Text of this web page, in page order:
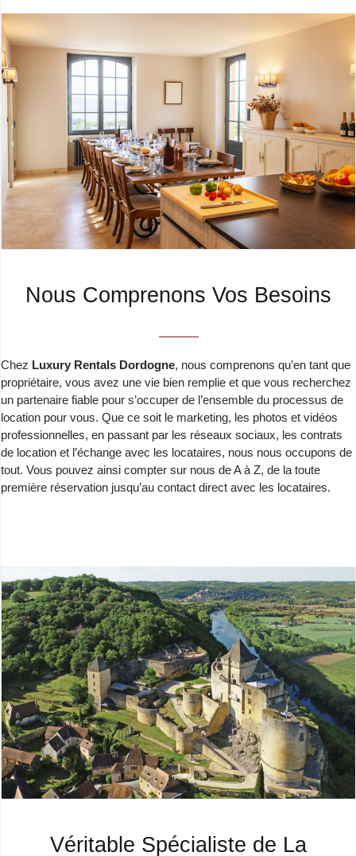
Nous Comprenons Vos Besoins
Chez Luxury Rentals Dordogne, nous comprenons qu’en tant que
propriétaire, vous avez une vie bien remplie et que vous recherchez
un partenaire fiable pour s’occuper de l’ensemble du processus de
location pour vous. Que ce soit le marketing, les photos et vidéos
professionnelles, en passant par les réseaux sociaux, les contrats
de location et l’échange avec les locataires, nous nous occupons de
tout. Vous pouvez ainsi compter sur nous de A à Z, de la toute
première réservation jusqu’au contact direct avec les locataires.
Véritable Spécialiste de La